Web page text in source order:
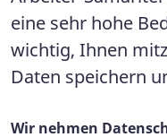
eine sehr hohe
wichtig, Ihnen
Daten speichern
Wir nehmen